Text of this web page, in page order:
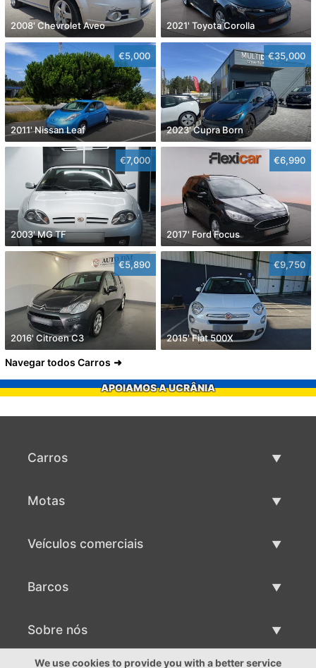
2008' Chevrolet Aveo 2021' Toyota Corolla
€5,000
2011' Nissan Leaf
€35,000
2023' Cupra Born
€7,000
2003' MG TF
€6,990
2017' Ford Focus
€5,890
2016' Citroen C3
€9,750
2015' Fiat 500X
Navegar todos Carros
APOIAMOS A UCRÂNIA
Carros
Motas
Veículos comerciais
Barcos
Venda de barcos
Sobre nós
Sobre nós
We use cookies to provide you with a better service